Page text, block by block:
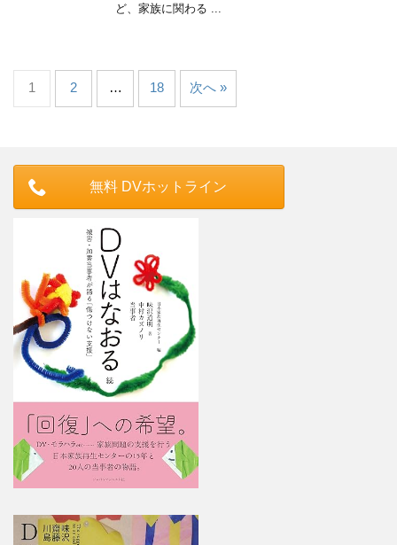
ど、家族に関わる ...
1 2 … 18 次へ »
無料 DVホットライン